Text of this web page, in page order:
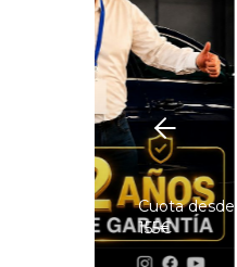
Cuota desde
155€